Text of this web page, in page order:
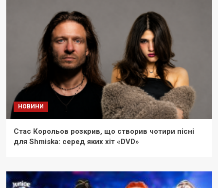
НОВИНИ
Стас Корольов розкрив, що створив чотири пісні
для Shmiska: серед яких хіт «DVD»